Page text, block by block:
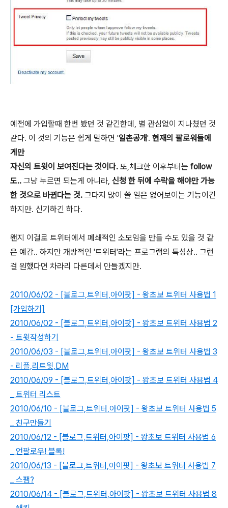
예전에 가입할때 한번 봤던 것 같긴한데, 별 관심없이 지나쳤던 것
같다. 이 것의 기능은 쉽게 말하면 '일촌공개'. 현재의 팔로워들에
게만
자신의 트윗이 보여진다는 것이다. 또,체크한 이후부터는 follow
도.. 그냥 누르면 되는게 아니라, 신청 한 뒤에 수락을 해야만 가능
한 것으로 바뀐다는 것. 그다지 많이 쓸 일은 없어보이는 기능이긴
하지만. 신기하긴 하다.
왠지 이걸로 트위터에서 폐쇄적인 소모임을 만들 수도 있을 것 같
은 예감.. 하지만 개방적인 '트위터'라는 프로그램의 특성상.. 그런
걸 원했다면 차라리 다른데서 만들겠지만.
2010/06/02 - [블로그,트위터,아이팟] - 왕초보 트위터 사용법 1
[가입하기]
2010/06/02 - [블로그,트위터,아이팟] - 왕초보 트위터 사용법 2
- 트윗작성하기
2010/06/03 - [블로그,트위터,아이팟] - 왕초보 트위터 사용법 3
- 리플,리트윗,DM
2010/06/09 - [블로그,트위터,아이팟] - 왕초보 트위터 사용법 4
_ 트위터 리스트
2010/06/10 - [블로그,트위터,아이팟] - 왕초보 트위터 사용법 5
_ 친구만들기
2010/06/12 - [블로그,트위터,아이팟] - 왕초보 트위터 사용법 6
_ 언팔로우! 블록!
2010/06/13 - [블로그,트위터,아이팟] - 왕초보 트위터 사용법 7
_ 스팸?
2010/06/14 - [블로그,트위터,아이팟] - 왕초보 트위터 사용법 8